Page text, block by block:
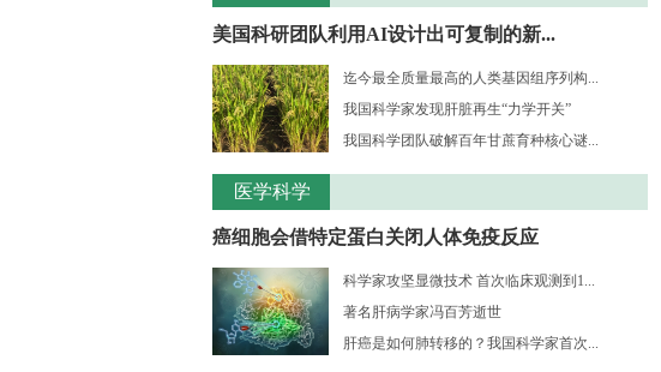
美国科研团队利用AI设计出可复制的新...
迄今最全质量最高的人类基因组序列构...
我国科学家发现肝脏再生“力学开关”
我国科学团队破解百年甘蔗育种核心谜...
医学科学
癌细胞会借特定蛋白关闭人体免疫反应
科学家攻坚显微技术 首次临床观测到1...
著名肝病学家冯百芳逝世
肝癌是如何肺转移的？我国科学家首次...